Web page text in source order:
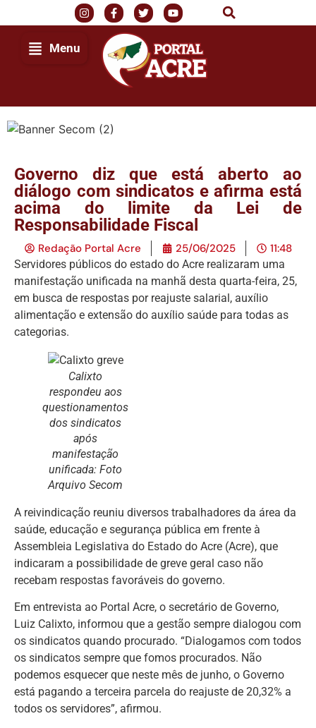
Menu
Governo diz que está aberto ao
diálogo com sindicatos e afirma está
acima do limite da Lei de
Responsabilidade Fiscal
Redação Portal Acre 25/06/2025 11:48
Servidores públicos do estado do Acre realizaram uma
manifestação unificada na manhã desta quarta-feira, 25,
em busca de respostas por reajuste salarial, auxílio
alimentação e extensão do auxílio saúde para todas as
categorias.
Calixto
respondeu aos
questionamentos
dos sindicatos
após
manifestação
unificada: Foto
Arquivo Secom
A reivindicação reuniu diversos trabalhadores da área da
saúde, educação e segurança pública em frente à
Assembleia Legislativa do Estado do Acre (Acre), que
indicaram a possibilidade de greve geral caso não
recebam respostas favoráveis do governo.
Em entrevista ao Portal Acre, o secretário de Governo,
Luiz Calixto, informou que a gestão sempre dialogou com
os sindicatos quando procurado. “Dialogamos com todos
os sindicatos sempre que fomos procurados. Não
podemos esquecer que neste mês de junho, o Governo
está pagando a terceira parcela do reajuste de 20,32% a
todos os servidores”, afirmou.